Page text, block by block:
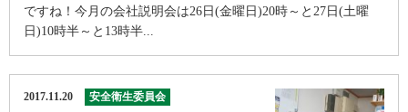
ですね！今月の会社説明会は26日(金曜日)20時～と27日(土曜
日)10時半～と13時半...
2017.11.20 安全衛生委員会